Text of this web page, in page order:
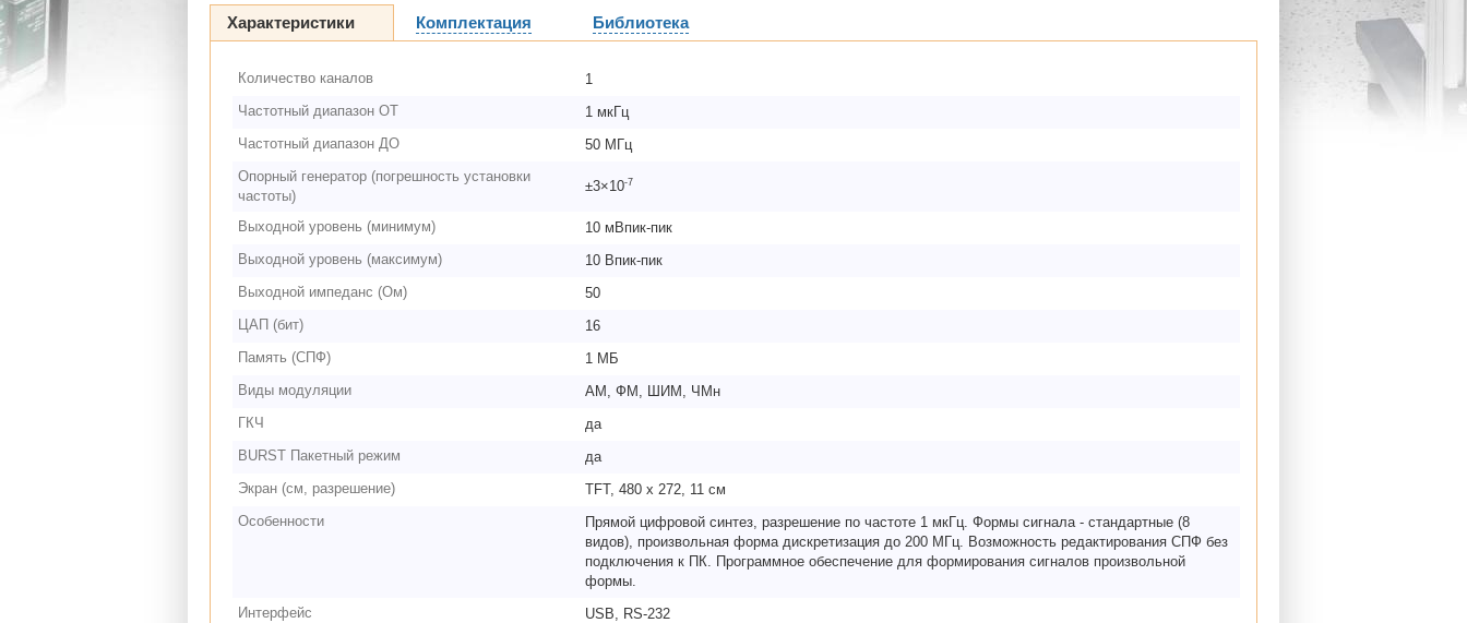
Характеристики Комплектация Библиотека
Количество каналов
1
Частотный диапазон ОТ
1 мкГц
Частотный диапазон ДО
50 МГц
Опорный генератор (погрешность установки
частоты)
±3×10-7
Выходной уровень (минимум)
10 мВпик-пик
Выходной уровень (максимум)
10 Впик-пик
Выходной импеданс (Ом)
50
ЦАП (бит)
16
Память (СПФ)
1 МБ
Виды модуляции
АМ, ФМ, ШИМ, ЧМн
ГКЧ
да
BURST Пакетный режим
да
Экран (см, разрешение)
TFT, 480 х 272, 11 см
Особенности
Прямой цифровой синтез, разрешение по частоте 1 мкГц. Формы сигнала - стандартные (8
видов), произвольная форма дискретизация до 200 МГц. Возможность редактирования СПФ без
подключения к ПК. Программное обеспечение для формирования сигналов произвольной
формы.
Интерфейс
USB, RS-232